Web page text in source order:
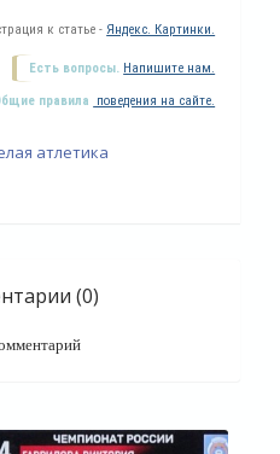
к статье - Яндекс. Картинки.
Есть вопросы. Напишите нам.
правила поведения на сайте.
атлетика
(0)